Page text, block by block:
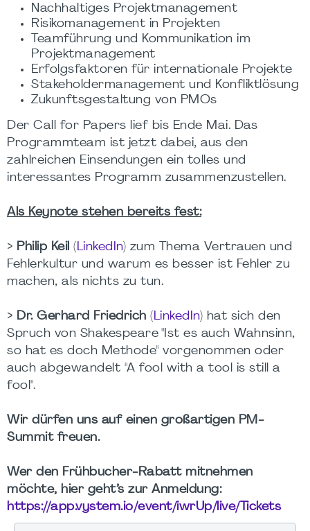
Nachhaltiges Projektmanagement
Risikomanagement in Projekten
Teamführung und Kommunikation im
Projektmanagement
Erfolgsfaktoren für internationale Projekte
Stakeholdermanagement und Konfliktlösung
Zukunftsgestaltung von PMOs
Der Call for Papers lief bis Ende Mai. Das
Programmteam ist jetzt dabei, aus den
zahlreichen Einsendungen ein tolles und
interessantes Programm zusammenzustellen.
Als Keynote stehen bereits fest:
> Philip Keil ( LinkedIn) zum Thema Vertrauen und
Fehlerkultur und warum es besser ist Fehler zu
machen, als nichts zu tun.
> Dr. Gerhard Friedrich ( LinkedIn) hat sich den
Spruch von Shakespeare "Ist es auch Wahnsinn,
so hat es doch Methode" vorgenommen oder
auch abgewandelt "A fool with a tool is still a
fool".
Wir dürfen uns auf einen großartigen PM-
Summit freuen.
Wer den Frühbucher-Rabatt mitnehmen
möchte, hier geht’s zur Anmeldung:
https://app.vystem.io/event/iwrUp/live/Tickets